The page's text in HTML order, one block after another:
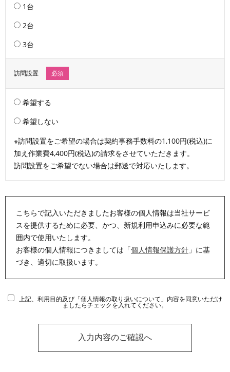
1台
2台
3台
訪問設置 必須
希望する
希望しない
※訪問設置をご希望の場合は契約事務手数料の1,100円(税込)に
加え作業費4,400円(税込)の請求をさせていただきます。
訪問設置をご希望でない場合は郵送で対応いたします。
こちらで記入いただきましたお客様の個人情報は当社サービ
スを提供するために必要、かつ、新規利用申込みに必要な範
囲内で使用いたします。
お客様の個人情報につきましては「個人情報保護方針 」に基
づき、適切に取扱います。
上記、利用目的及び「個人情報の取り扱いについて」内容を同意いただけ
ましたらチェックを入れてください。